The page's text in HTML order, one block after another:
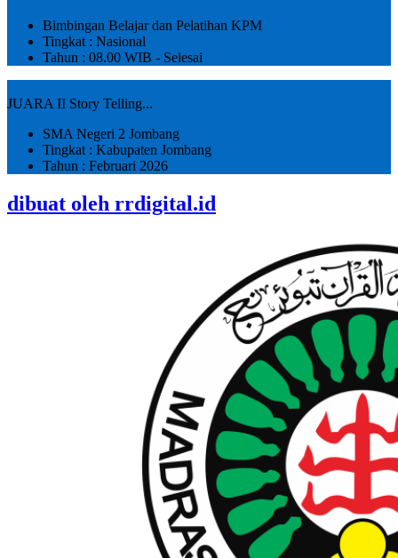
Bimbingan Belajar dan Pelatihan KPM
Tingkat : Nasional
Tahun : 08.00 WIB - Selesai
JUARA II Story Telling...
SMA Negeri 2 Jombang
Tingkat : Kabupaten Jombang
Tahun : Februari 2026
dibuat oleh rrdigital.id